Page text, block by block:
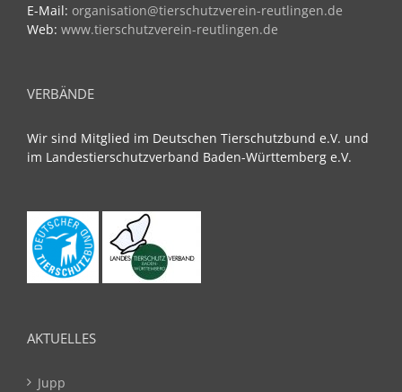
E-Mail: organisation@tierschutzverein-reutlingen.de
Web: www.tierschutzverein-reutlingen.de
VERBÄNDE
Wir sind Mitglied im Deutschen Tierschutzbund e.V. und
im Landestierschutzverband Baden-Württemberg e.V.
AKTUELLES
Jupp